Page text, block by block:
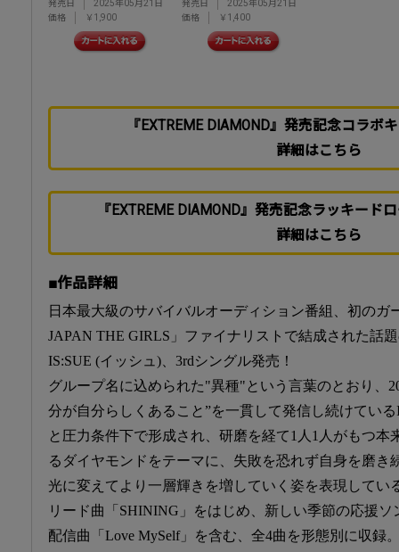
発売日
2025年05月21日
価格
￥1,900
発売日
2025年05月21日
価格
￥1,400
『EXTREME DIAMOND』発売記念コラボ
詳細はこちら
『EXTREME DIAMOND』発売記念ラッキード
詳細はこちら
■作品詳細
日本最大級のサバイバルオーディション番組、初のガ
JAPAN THE GIRLS」ファイナリストで結成された話
IS:SUE (イッシュ)、3rdシングル発売！
グループ名に込められた"異種"という言葉のとおり、
分が自分らしくあること”を一貫して発信し続けてい
と圧力条件下で形成され、研磨を経て1人1人がもつ本
るダイヤモンドをテーマに、失敗を恐れず自身を磨き
光に変えてより一層輝きを増していく姿を表現してい
リード曲「SHINING」をはじめ、新しい季節の応援
配信曲「Love MySelf」を含む、全4曲を形態別に収録